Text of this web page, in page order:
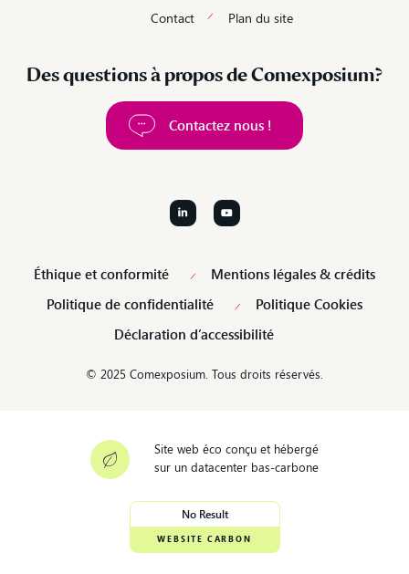
Des questions à propos de Comexposium?
Contactez nous !
Contact Plan du site
Éthique et conformité
Mentions légales & crédits
Politique de confidentialité
Politique Cookies
Déclaration d’accessibilité
© 2025 Comexposium. Tous droits réservés.
Site web éco conçu et hébergé
sur un datacenter bas-carbone
No Result
WEBSITE CARBON